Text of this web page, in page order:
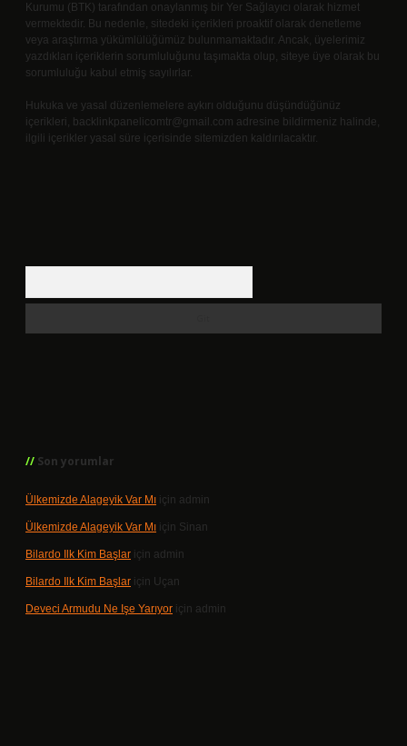
Kurumu (BTK) tarafından onaylanmış bir Yer Sağlayıcı olarak hizmet
vermektedir. Bu nedenle, sitedeki içerikleri proaktif olarak denetleme
veya araştırma yükümlülüğümüz bulunmamaktadır. Ancak, üyelerimiz
yazdıkları içeriklerin sorumluluğunu taşımakta olup, siteye üye olarak bu
sorumluluğu kabul etmiş sayılırlar.
Hukuka ve yasal düzenlemelere aykırı olduğunu düşündüğünüz
içerikleri, backlinkpanelicomtr@gmail.com adresine bildirmeniz halinde,
ilgili içerikler yasal süre içerisinde sitemizden kaldırılacaktır.
Son yorumlar
Ülkemizde Alageyik Var Mı için admin
Ülkemizde Alageyik Var Mı için Sinan
Bilardo Ilk Kim Başlar için admin
Bilardo Ilk Kim Başlar için Uçan
Deveci Armudu Ne Işe Yarıyor için admin